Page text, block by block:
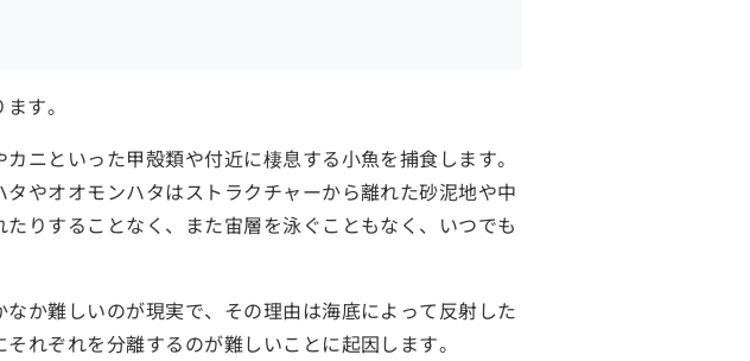
す。
ニといった甲殻類や付近に棲息する小魚を捕食します。
やオオモンハタはストラクチャーから離れた砂泥地や中
りすることなく、また宙層を泳ぐこともなく、いつでも
か難しいのが現実で、その理由は海底によって反射した
れぞれを分離するのが難しいことに起因します。